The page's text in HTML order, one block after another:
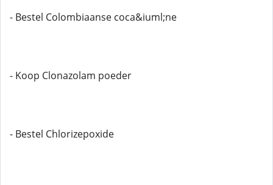
- Bestel Colombiaanse coca&iuml;ne
- Koop Clonazolam poeder
- Bestel Chlorizepoxide